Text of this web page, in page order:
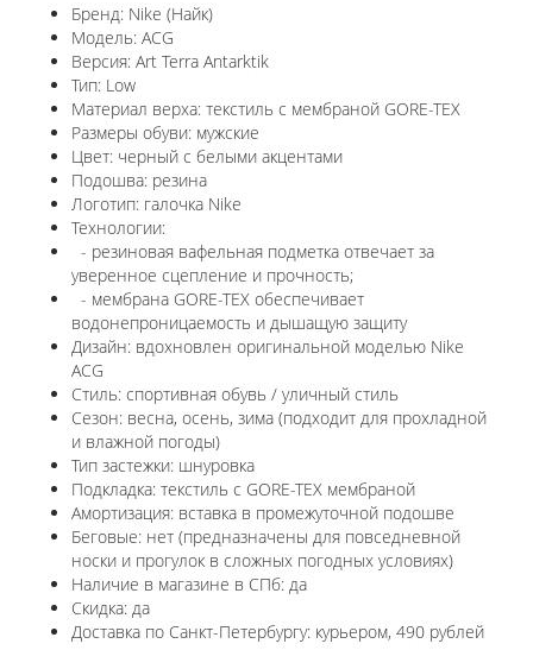
Бренд: Nike (Найк)
Модель: ACG
Версия: Art Terra Antarktik
Тип: Low
Материал верха: текстиль с мембраной GORE-TEX
Размеры обуви: мужские
Цвет: черный с белыми акцентами
Подошва: резина
Логотип: галочка Nike
Технологии:
- резиновая вафельная подметка отвечает за
уверенное сцепление и прочность;
- мембрана GORE-TEX обеспечивает
водонепроницаемость и дышащую защиту
Дизайн: вдохновлен оригинальной моделью Nike
ACG
Стиль: спортивная обувь / уличный стиль
Сезон: весна, осень, зима (подходит для прохладной
и влажной погоды)
Тип застежки: шнуровка
Подкладка: текстиль с GORE-TEX мембраной
Амортизация: вставка в промежуточной подошве
Беговые: нет (предназначены для повседневной
носки и прогулок в сложных погодных условиях)
Наличие в магазине в СПб: да
Скидка: да
Доставка по Санкт-Петербургу: курьером, 490 рублей